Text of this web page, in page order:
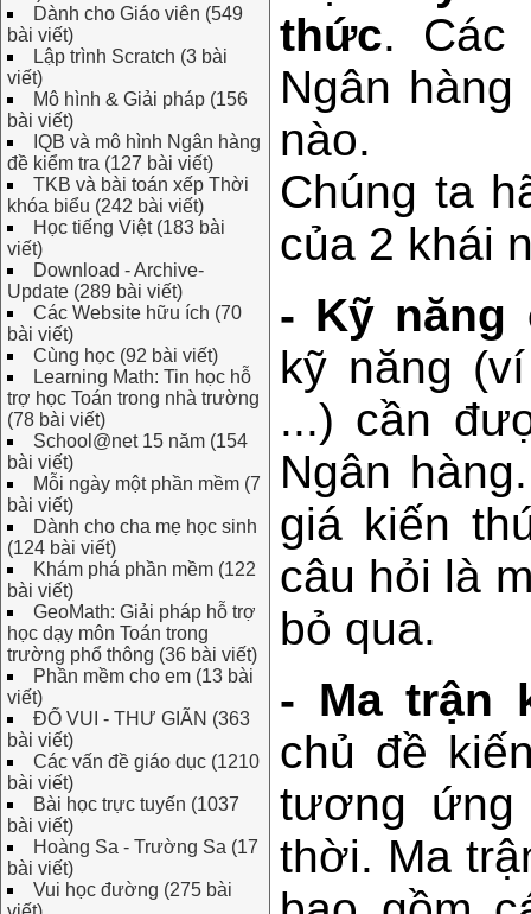
Dành cho Giáo viên (549
bài viết)
Lập trình Scratch (3 bài
viết)
Mô hình & Giải pháp (156
bài viết)
IQB và mô hình Ngân hàng
đề kiểm tra (127 bài viết)
TKB và bài toán xếp Thời
khóa biểu (242 bài viết)
Học tiếng Việt (183 bài
viết)
Download - Archive-
Update (289 bài viết)
Các Website hữu ích (70
bài viết)
Cùng học (92 bài viết)
Learning Math: Tin học hỗ
trợ học Toán trong nhà trường
(78 bài viết)
School@net 15 năm (154
bài viết)
Mỗi ngày một phần mềm (7
bài viết)
Dành cho cha mẹ học sinh
(124 bài viết)
Khám phá phần mềm (122
bài viết)
GeoMath: Giải pháp hỗ trợ
học dạy môn Toán trong
trường phổ thông (36 bài viết)
Phần mềm cho em (13 bài
viết)
ĐỐ VUI - THƯ GIÃN (363
bài viết)
Các vấn đề giáo dục (1210
bài viết)
Bài học trực tuyến (1037
bài viết)
Hoàng Sa - Trường Sa (17
bài viết)
Vui học đường (275 bài
thức. Các
Ngân
nào.
Chúng ta
của 2 khái
- Kỹ năng
kỹ năng
...) cần
Ngân
giá kiến
câu hỏi là
bỏ qua.
- Ma trận
chủ đề
tương ứng
thời. Ma